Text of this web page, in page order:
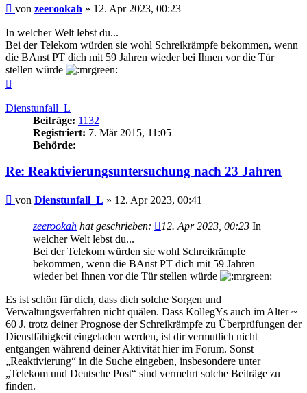
Beitrag
von zeerookah » 12. Apr 2023, 00:23
In welcher Welt lebst du...
Bei der Telekom würden sie wohl Schreikrämpfe bekommen, wenn
die BAnst PT dich mit 59 Jahren wieder bei Ihnen vor die Tür
stellen würde
Dienstunfall_L
Beiträge: 1132
Registriert: 7. Mär 2015, 11:05
Behörde:
Re: Reaktivierungsuntersuchung nach 23 Jahren
Beitrag
von Dienstunfall_L » 12. Apr 2023, 00:41
zeerookah hat geschrieben: 12. Apr 2023, 00:23 In
welcher Welt lebst du...
Bei der Telekom würden sie wohl Schreikrämpfe
bekommen, wenn die BAnst PT dich mit 59 Jahren
wieder bei Ihnen vor die Tür stellen würde
Es ist schön für dich, dass dich solche Sorgen und
Verwaltungsverfahren nicht quälen. Dass KollegYs auch im Alter ~
60 J. trotz deiner Prognose der Schreikrämpfe zu Überprüfungen der
Dienstfähigkeit eingeladen werden, ist dir vermutlich nicht
entgangen während deiner Aktivität hier im Forum. Sonst
„Reaktivierung“ in die Suche eingeben, insbesondere unter
„Telekom und Deutsche Post“ sind vermehrt solche Beiträge zu
finden.